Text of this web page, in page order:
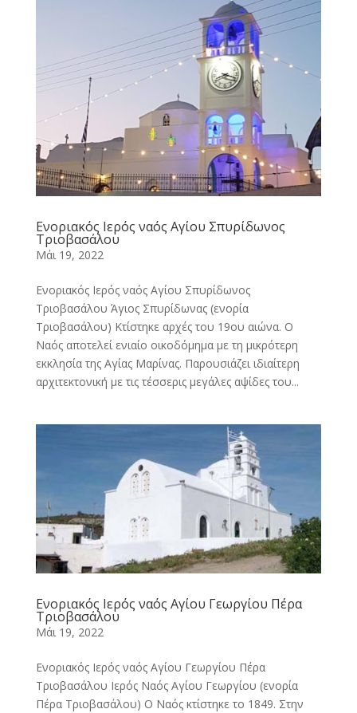
Ενοριακός Ιερός ναός Αγίου Σπυρίδωνος
Τριοβασάλου
Μάι 19, 2022
Ενοριακός Ιερός ναός Αγίου Σπυρίδωνος
Τριοβασάλου Άγιος Σπυρίδωνας (ενορία
Τριοβασάλου) Κτίστηκε αρχές του 19ου αιώνα. Ο
Ναός αποτελεί ενιαίο οικοδόμημα με τη μικρότερη
εκκλησία της Αγίας Μαρίνας. Παρουσιάζει ιδιαίτερη
αρχιτεκτονική με τις τέσσερις μεγάλες αψίδες του...
Ενοριακός Ιερός ναός Αγίου Γεωργίου Πέρα
Τριοβασάλου
Μάι 19, 2022
Ενοριακός Ιερός ναός Αγίου Γεωργίου Πέρα
Τριοβασάλου Ιερός Ναός Αγίου Γεωργίου (ενορία
Πέρα Τριοβασάλου) Ο Ναός κτίστηκε το 1849. Στην